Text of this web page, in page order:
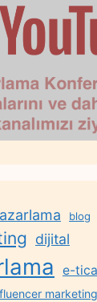
blog
dijital
e-
marketing